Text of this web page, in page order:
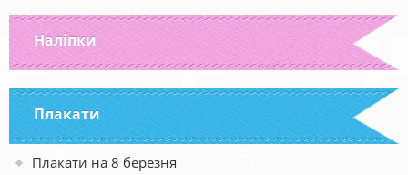
Наліпки
Плакати
Плакати на 8 березня